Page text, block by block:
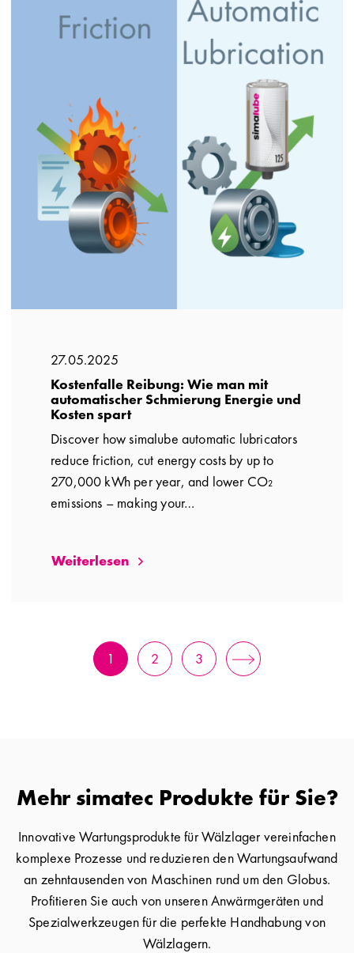
27.05.2025
Kostenfalle Reibung: Wie man mit
automatischer Schmierung Energie und
Kosten spart
Discover how simalube automatic lubricators
reduce friction, cut energy costs by up to
270,000 kWh per year, and lower CO₂
emissions – making your…
Weiterlesen
1 2 3
Mehr simatec Produkte für Sie?
Innovative Wartungsprodukte für Wälzlager vereinfachen
komplexe Prozesse und reduzieren den Wartungsaufwand
an zehntausenden von Maschinen rund um den Globus.
Profitieren Sie auch von unseren Anwärmgeräten und
Spezialwerkzeugen für die perfekte Handhabung von
Wälzlagern.